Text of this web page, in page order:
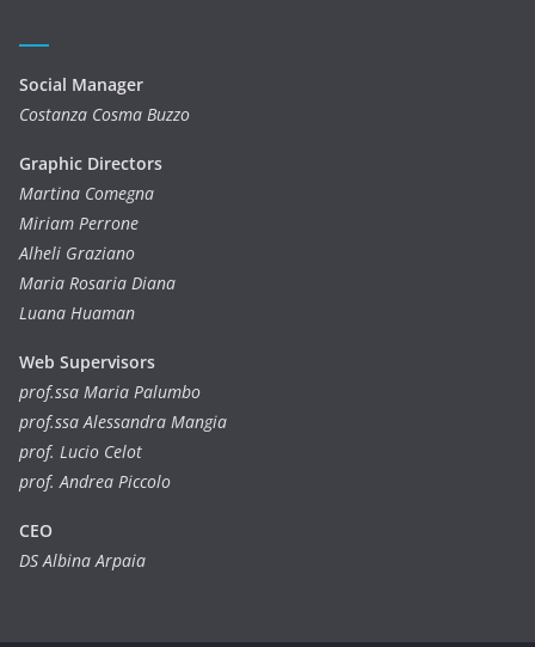
Social Manager
Costanza Cosma Buzzo
Graphic Directors
Martina Comegna
Miriam Perrone
Alheli Graziano
Maria Rosaria Diana
Luana Huaman
Web Supervisors
prof.ssa Maria Palumbo
prof.ssa Alessandra Mangia
prof. Lucio Celot
prof. Andrea Piccolo
CEO
DS Albina Arpaia